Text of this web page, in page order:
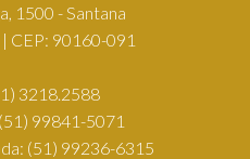
1500 - Santana
CEP: 90160-091
3218.2588
(51) 99841-5071
(51) 99236-6315